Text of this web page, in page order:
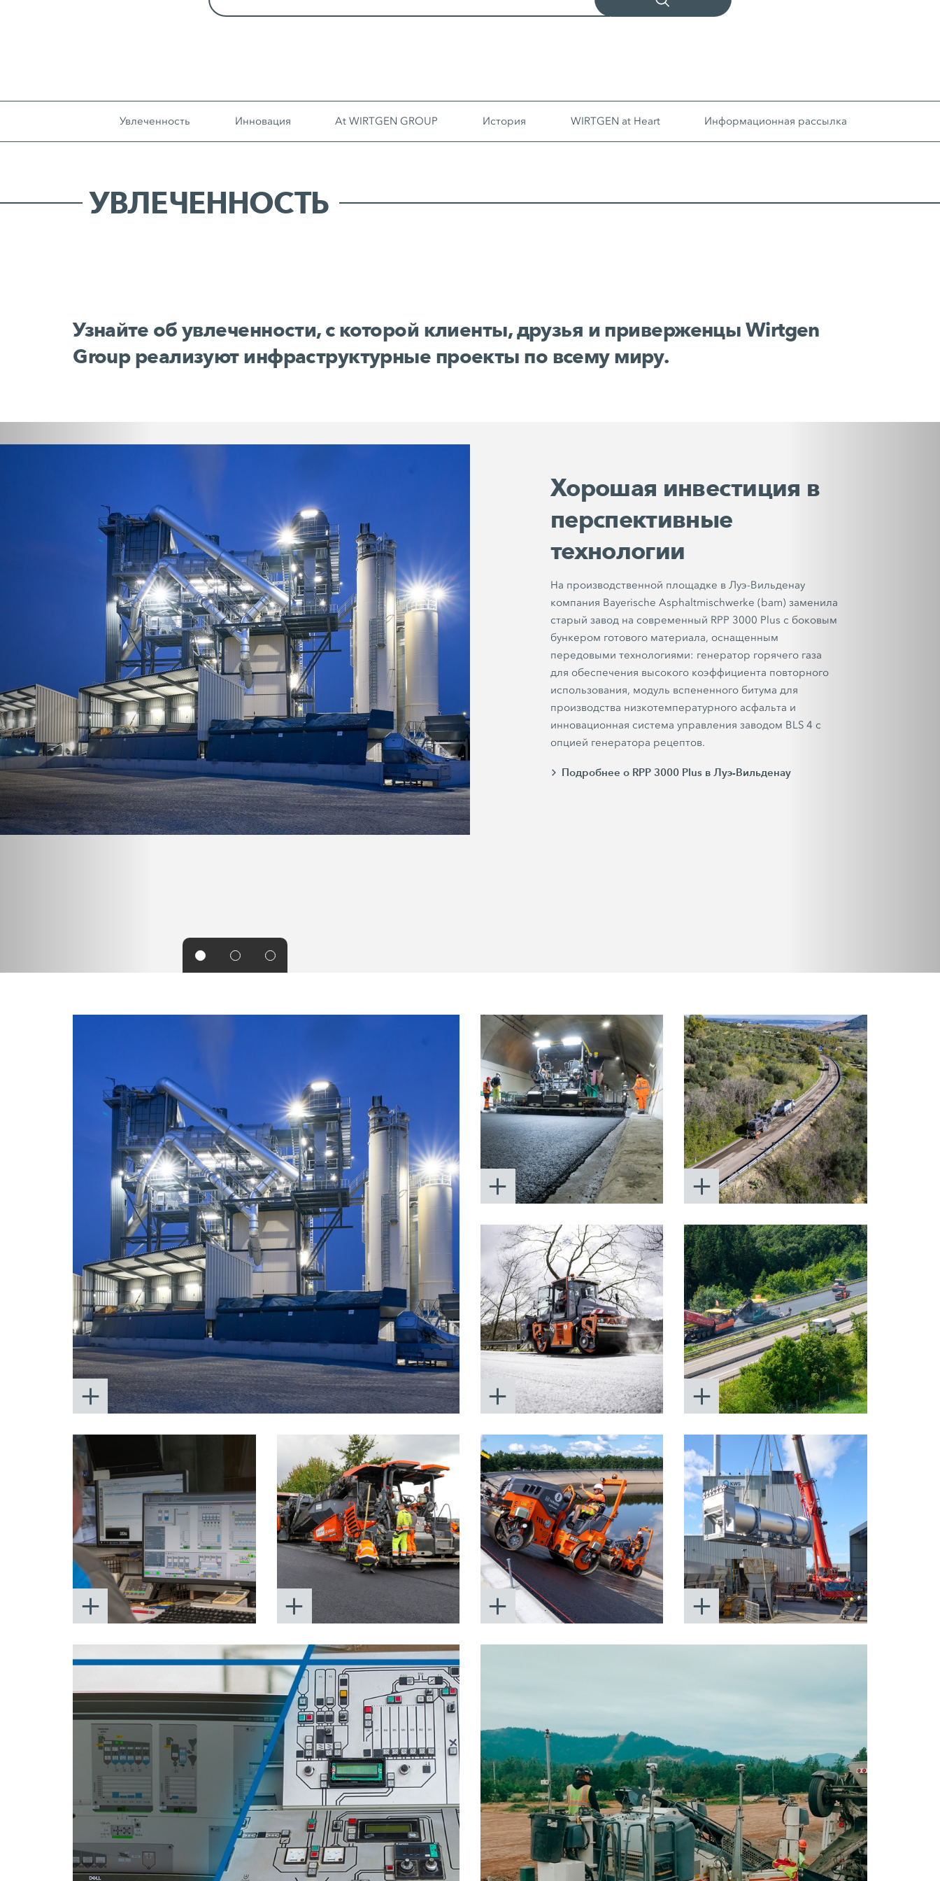
Увлеченность Инновация At WIRTGEN GROUP История WIRTGEN at Heart Информационная рассылка
УВЛЕЧЕННОСТЬ
Узнайте об увлеченности, с которой клиенты, друзья и приверженцы Wirtgen
Group реализуют инфраструктурные проекты по всему миру.
Хорошая инвестиция в
перспективные
технологии
На производственной площадке в Луэ-Вильденау
компания Bayerische Asphaltmischwerke (bam) заменила
старый завод на современный RPP 3000 Plus с боковым
бункером готового материала, оснащенным
передовыми технологиями: генератор горячего газа
для обеспечения высокого коэффициента повторного
использования, модуль вспененного битума для
производства низкотемпературного асфальта и
инновационная система управления заводом BLS 4 с
опцией генератора рецептов.
Подробнее о RPP 3000 Plus в Луэ-Вильденау